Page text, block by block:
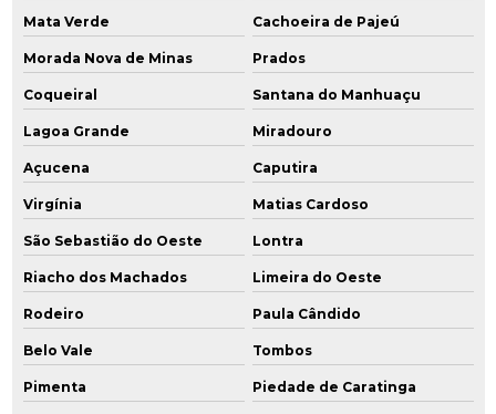
Mata Verde Cachoeira de Pajeú
Morada Nova de Minas Prados
Coqueiral Santana do Manhuaçu
Lagoa Grande Miradouro
Açucena Caputira
Virgínia Matias Cardoso
São Sebastião do Oeste Lontra
Riacho dos Machados Limeira do Oeste
Rodeiro Paula Cândido
Belo Vale Tombos
Pimenta Piedade de Caratinga